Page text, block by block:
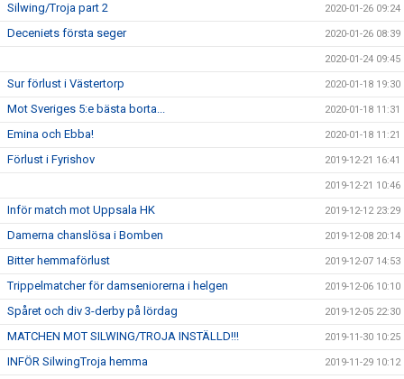
Silwing/Troja part 2 2020-01-26 09:24
Deceniets första seger 2020-01-26 08:39
2020-01-24 09:45
Sur förlust i Västertorp 2020-01-18 19:30
Mot Sveriges 5:e bästa borta... 2020-01-18 11:31
Emina och Ebba! 2020-01-18 11:21
Förlust i Fyrishov 2019-12-21 16:41
2019-12-21 10:46
Inför match mot Uppsala HK 2019-12-12 23:29
Damerna chanslösa i Bomben 2019-12-08 20:14
Bitter hemmaförlust 2019-12-07 14:53
Trippelmatcher för damseniorerna i helgen 2019-12-06 10:10
Spåret och div 3-derby på lördag 2019-12-05 22:30
MATCHEN MOT SILWING/TROJA INSTÄLLD!!! 2019-11-30 10:25
INFÖR SilwingTroja hemma 2019-11-29 10:12